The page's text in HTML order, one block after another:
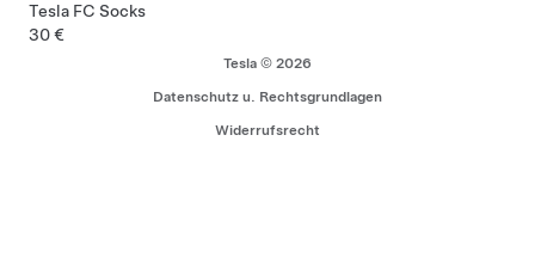
Tesla FC Socks
30 €
Tesla © 2026
Datenschutz u. Rechtsgrundlagen
Widerrufsrecht